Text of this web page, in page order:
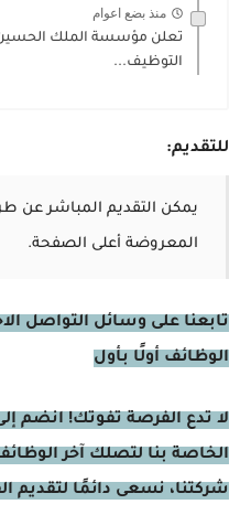
منذ بضع اعوام
تعلن مؤسسة الملك
التوظيف...
للتقديم:
يمكن التقديم المباشر عن
المعروضة أعلى الصفحة.
تابعنا على وسائل التواصل
الوظائف أولًا بأول
لا تدع الفرصة تفوتك! انضم
الخاصة بنا لتصلك آخر
شركتنا، نسعى دائمًا لتقديم